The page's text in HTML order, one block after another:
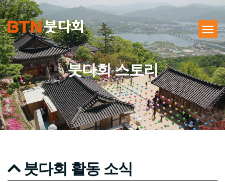
붓다회 스토리
붓다회 활동 소식